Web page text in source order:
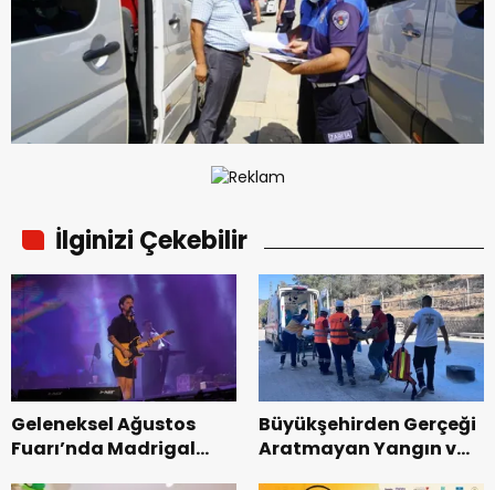
İlginizi Çekebilir
Geleneksel Ağustos
Fuarı’nda Madrigal
Büyükşehirden Gerçeği
Aratmayan Yangın ve